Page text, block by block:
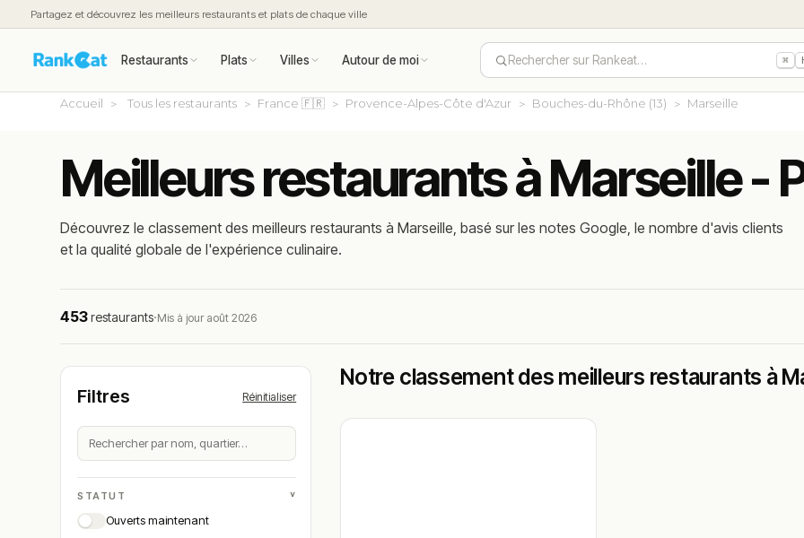
Partagez et découvrez les meilleurs restaurants et plats de chaque ville
Restaurants Plats Villes Autour de moi Rechercher sur Rankeat… ⌘
Accueil Tous les restaurants France 🇫🇷 Provence-Alpes-Côte d'Azur Bouches-du-Rhône (13) Marseille
Meilleurs restaurants à Marseille -
Découvrez le classement des meilleurs restaurants à Marseille, basé sur les notes Google, le nombre d'avis clients
et la qualité globale de l'expérience culinaire.
453restaurants·Mis à jour août 2026
Filtres Réinitialiser
STATUT ˅
Ouverts maintenant
Notre classement des meilleurs restaurants à